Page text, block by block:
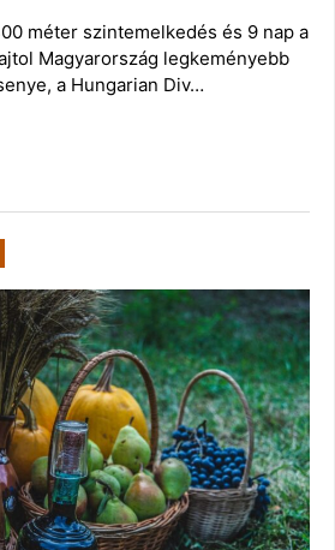
méter szintemelkedés és 9 nap a
Magyarország legkeményebb
a Hungarian Div…